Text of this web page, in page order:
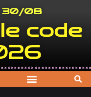
30/08
code